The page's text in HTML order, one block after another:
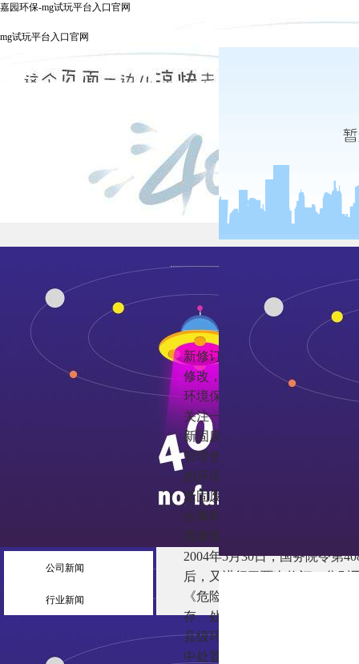
嘉园环保-mg试玩平台入口官网
mg试玩平台入口官网
公司新闻
行业新闻
发布时间
新修订的《固体废物污染环境
修改，也是生态环境保护领域
环境保护主管部门在实施新固
关注一：“危废经营许可证”更
新固废法将“危险废物经营许
管理色彩。生态环境部门依法
的环境污染防治活动进行监督
老固废法第57条规定，从事收
从事利用危废经营活动的单位
具体管理办法。
2004年5月30日，国务院令第
后，又进行了两次修订，分别
《危险废物经营许可证管理
存、处置综合经营许可证和危
县级环保部门审批颁发；危险
中处置单位的危险废物经营许